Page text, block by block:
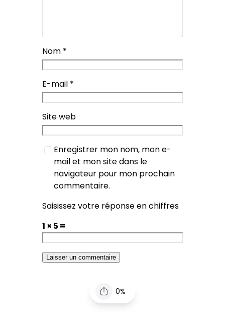
Nom *
E-mail *
Site web
Enregistrer mon nom, mon e-
mail et mon site dans le
navigateur pour mon prochain
commentaire.
Saisissez votre réponse en chiffres
1 × 5 =
0%